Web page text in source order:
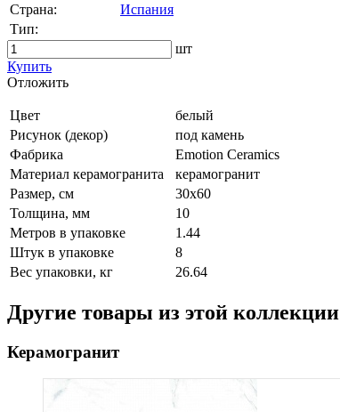
Страна:
Испания
Тип:
шт
Купить
Oтложить
Цвет
белый
Рисунок (декор)
под камень
Фабрика
Emotion Ceramics
Материал керамогранита
керамогранит
Размер, см
30x60
Толщина, мм
10
Метров в упаковке
1.44
Штук в упаковке
8
Вес упаковки, кг
26.64
Другие товары из этой коллекции
Керамогранит